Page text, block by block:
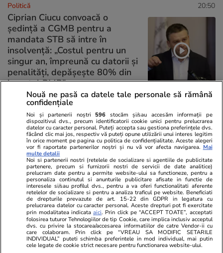
Politică 20:50
Ciprian Ciucu convoacă o
ședință a CGMB pentru a
mandata STB să intre în
insolvență: „Costul pentru un
singur an, împreună cu datorii şi
penalităţi, depăşeşte 80% din
bugetul PMB”
PARTENERI
ZiaruldeIasi.ro Fanatik.ro
Nouă ne pasă ca datele tale personale să rămână
confidențiale
Noi și partenerii noștri 596 stocăm și/sau accesăm informații pe
dispozitivul dvs., precum identificatorii cookie unici pentru prelucrarea
datelor cu caracter personal. Puteți accepta sau gestiona preferințele dvs.
făcând clic mai jos, respectiv vă puteți opune utilizării unui interes legitim
în orice moment pe pagina cu politica de confidențialitate. Aceste alegeri
vor fi raportate partenerilor noștri și nu vă vor afecta navigarea. Mai
multe detalii
Noi si partenerii nostri (retelele de socializare si agentiile de publicitate
partenere, precum si furnizorii nostri de servicii de date analitice)
prelucram date pentru a permite website-ului sa functioneze, pentru a
personaliza continutul si anunturile publicitare afisate in functie de
interesele si/sau profilul dvs., pentru a va oferi functionalitati aferente
retelelor de socializare si pentru a analiza traficul pe website. Beneficiati
de drepturile prevazute de art. 15-22 din GDPR in legatura cu
prelucrarea datelor cu caracter personal. Aceste drepturi pot fi exercitate
prin modalitatea indicataaici. Prin click pe “ACCEPT TOATE”, acceptati
folosirea tuturor Tehnologiilor de tip Cookie, care implica inclusiv acceptul
dvs. cu privire la stocarea/accesarea informatiilor de catre Vendor-ii cu
care colaboram. Prin click pe “VREAU SA MODIFIC SETARILE
INDIVIDUAL” puteti schimba preferintele in mod individual, mai putin
cele legate de cookie strict necesare pentru functionarea website-ului.